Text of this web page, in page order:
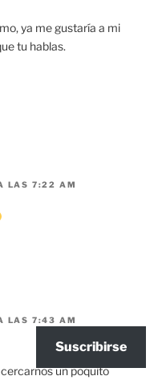
ya me gustaría a mi
tu hablas.
LAS 7:22 AM
LAS 7:43 AM
un poquito
Suscribirse